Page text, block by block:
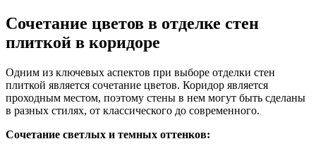
Сочетание цветов в отделке стен
плиткой в коридоре
Одним из ключевых аспектов при выборе отделки стен
плиткой является сочетание цветов. Коридор является
проходным местом, поэтому стены в нем могут быть сделаны
в разных стилях, от классического до современного.
Сочетание светлых и темных оттенков: